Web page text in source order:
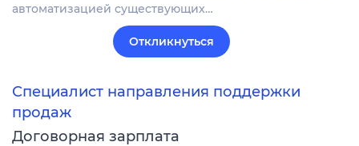
автоматизацией существующих…
Откликнуться
Специалист направления поддержки
продаж
Договорная зарплата